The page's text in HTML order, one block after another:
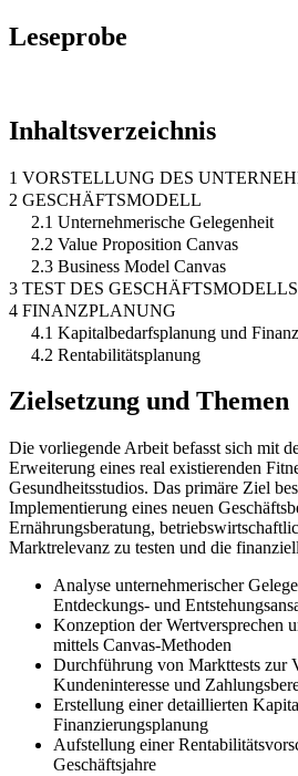
Leseprobe
Inhaltsverzeichnis
1 VORSTELLUNG DES
2 GESCHÄFTSMODELL
2.1 Unternehmerische Gelegenheit
2.2 Value Proposition Canvas
2.3 Business Model Canvas
3 TEST DES GESCHÄFTSMODELLS
4 FINANZPLANUNG
4.1 Kapitalbedarfsplanung und
4.2 Rentabilitätsplanung
Zielsetzung und Themen
Die vorliegende Arbeit befasst sich mit
Erweiterung eines real existierenden
Gesundheitsstudios. Das primäre Ziel
Implementierung eines neuen
Ernährungsberatung,
Marktrelevanz zu testen und die
Analyse unternehmerischer
Entdeckungs- und
Konzeption der Wertversprechen
mittels Canvas-Methoden
Durchführung von Markttests zur
Kundeninteresse und
Erstellung einer detaillierten
Finanzierungsplanung
Aufstellung einer
Geschäftsjahre